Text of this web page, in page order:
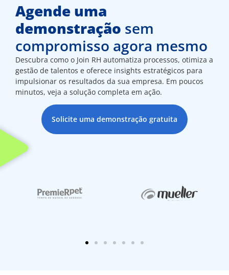
Agende uma
demonstração sem
compromisso agora mesmo
Descubra como o Join RH automatiza processos, otimiza a
gestão de talentos e oferece insights estratégicos para
impulsionar os resultados da sua empresa. Em poucos
minutos, veja a solução completa em ação.
Solicite uma demonstração gratuita